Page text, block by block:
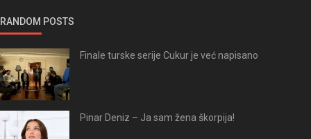
RANDOM POSTS
Finale turske serije Cukur je već napisano
Pinar Deniz – Ja sam žena škorpija!